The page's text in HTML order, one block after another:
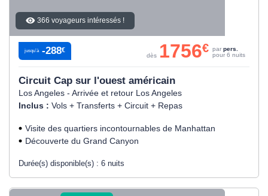
366 voyageurs intéressés !
Circuit Cap sur l'ouest américain
Los Angeles - Arrivée et retour Los Angeles
Inclus : Vols + Transferts + Circuit + Repas
Visite des quartiers incontournables de Manhattan
Découverte du Grand Canyon
Durée(s) disponible(s) : 6 nuits
jusqu’à -288€
dès 1756€ par pers.
pour 6 nuits